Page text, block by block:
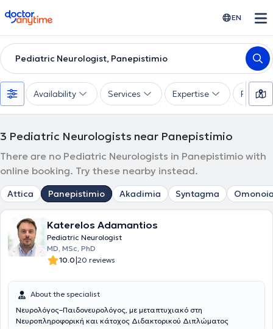
doctoranytime EN
Pediatric Neurologist, Panepistimio
Availability Services Expertise
3 Pediatric Neurologists near Panepistimio
There are no Pediatric Neurologists in Panepistimio with
online booking. Try these nearby instead.
Attica Panepistimio Akadimia Syntagma
Katerelos Adamantios
Pediatric Neurologist
MD, MSc, PhD
10.0|20 reviews
About the specialist
Νευρολόγος–Παιδονευρολόγος, με μεταπτυχιακό στη
Νευροπληροφορική και κάτοχος Διδακτορικού Διπλώματος